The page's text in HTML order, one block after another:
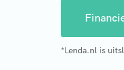
*Lenda.nl is